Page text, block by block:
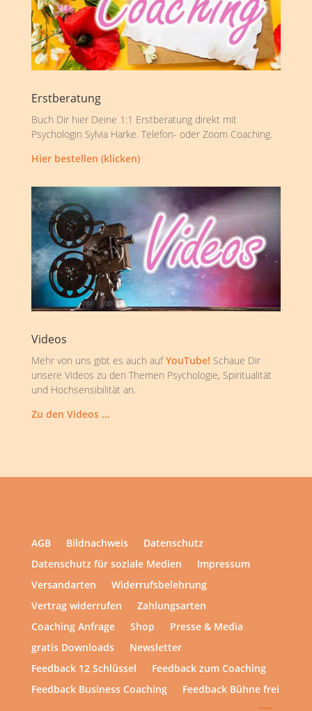
Erstberatung
Buch Dir hier Deine 1:1 Erstberatung direkt mit
Psychologin Sylvia Harke. Telefon- oder Zoom Coaching.
Hier bestellen (klicken)
Videos
Mehr von uns gibt es auch aufYouTube! Schaue Dir
unsere Videos zu den Themen Psychologie, Spiritualität
und Hochsensibilität an.
Zu den Videos …
AGB Bildnachweis
Datenschutz
Datenschutz für soziale Medien
Impressum
Versandarten
Widerrufsbelehrung
Vertrag widerrufen
Zahlungsarten
Coaching Anfrage
Shop
Presse & Media
gratis Downloads
Newsletter
Feedback 12 Schlüssel
Feedback zum Coaching
Feedback Business Coaching
Feedback Bühne frei